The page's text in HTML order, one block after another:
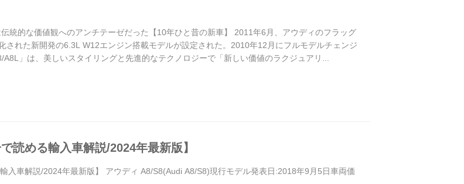
統的な価値観へのアンチテーゼだった【10年ひと昔の新車】 2011年6月、アウディのフラッグ
された新開発の6.3L W12エンジン搭載モデルが設定された。2010年12月にフルモデルチェンジ
A8L」は、美しいスタイリングと先進的なテクノロジーで「新しい価値のラクジュアリ...
読める輸入車解説/2024年最新版】
入車解説/2024年最新版】 アウディ A8/S8(Audi A8/S8)現行モデル発表日:2018年9月5日車両価